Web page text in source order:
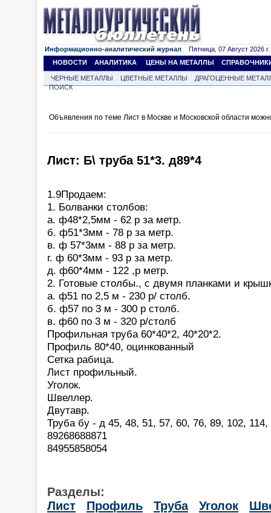
Информационно-аналитический журнал Пятница, 07 Август 2026 г.
НОВОСТИ
АНАЛИТИКА ЦЕНЫ НА МЕТАЛЛЫ
ЧЕРНЫЕ МЕТАЛЛЫ ЦВЕТНЫЕ МЕТАЛЛЫ
ДРАГОЦЕННЫЕ
ПОИСК
Объявления по теме Лист в Москве и Московской области
Лист: Б\ труба 51*3. д89*4
1.9Продаем:
1. Болванки столбов:
а. ф48*2,5мм - 62 р за метр.
б. ф51*3мм - 78 р за метр.
в. ф 57*3мм - 88 р за метр.
г. ф 60*3мм - 93 р за метр.
д. ф60*4мм - 122 ,р метр.
2. Готовые столбы., с двумя планками и
а. ф51 по 2,5 м - 230 р/ столб.
б. ф57 по 3 м - 300 р столб.
в. ф60 по 3 м - 320 р/столб
Профильная труба 60*40*2, 40*20*2.
Профиль 80*40, оцинкованный
Сетка рабица.
Лист профильный.
Уголок.
Швеллер.
Двутавр.
Труба бу - д 45, 48, 51, 57, 60, 76, 89, 102,
89268688871
84955858054
Разделы:
Лист
Профиль Труба Уголок